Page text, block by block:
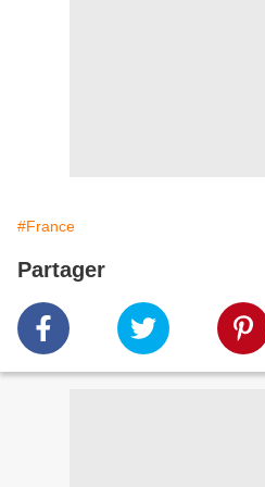
#France
Partager